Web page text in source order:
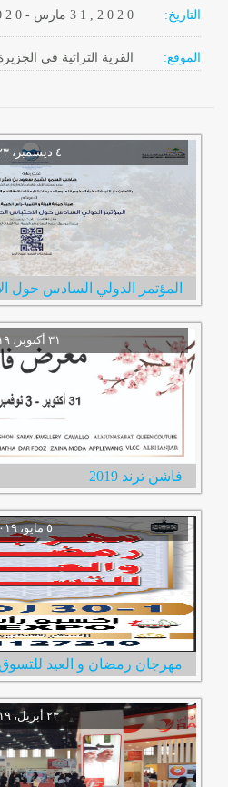
التاريخ: 2 0- مارس 3 1 , 2 0 2 0
الموقع: القرية التراثية في
فاشن ترند 2019
‏٥ مايو، ٢٠١٩‏ ‏'‏
مهرجان رمضان و العيد للتسوق
‏٢٣ أبريل، ٢٠١٩‏ ‏'‏